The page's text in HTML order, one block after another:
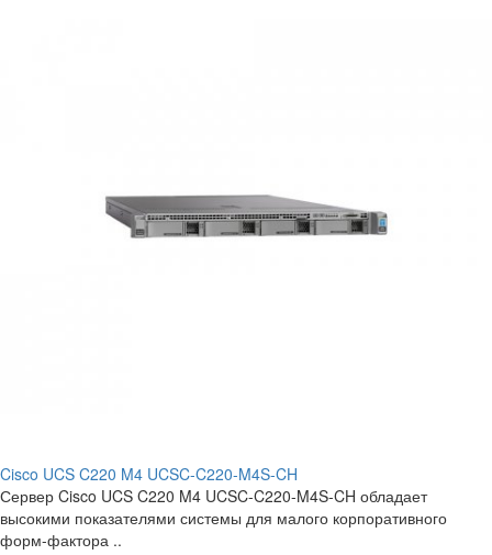
Cisco UCS C220 M4 UCSC-C220-M4S-CH
Сервер Cisco UCS C220 M4 UCSC-C220-M4S-CH обладает
высокими показателями системы для малого корпоративного
форм-фактора ..